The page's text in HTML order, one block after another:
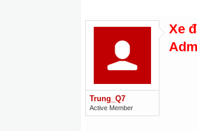
Trung_Q7
Active Member
Xe